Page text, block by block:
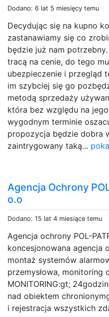
Dodano: 6 lat 5 miesięcy temu
Decydując się na kupno
zastanawiamy się co
będzie już nam
tracą na cenie, do tego
ubezpieczenie i przegląd
im szybciej się go
metodą sprzedaży
która bez względu na
wygodnym terminie
propozycja będzie dobra
zaintrygowany taką...
Agencja Ochrony
o.o
Dodano: 15 lat 4 miesiące temu
Agencja ochrony POL-
koncesjonowana agencja
montaż systemów
przemysłowa, monitoring
MONITORING:gt;
nad obiektem
i rejestracja wszystkich